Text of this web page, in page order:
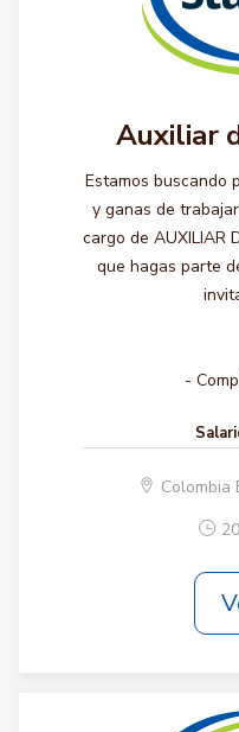
Auxiliar
Estamos buscando
y ganas de
cargo de AUXILIAR
que hagas parte
-
Colombia